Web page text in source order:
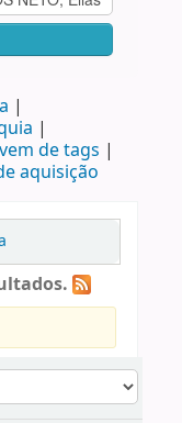
de tags
aquisição